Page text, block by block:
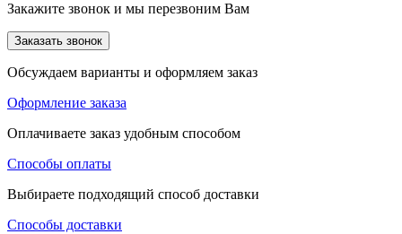
Закажите звонок и мы перезвоним Вам
Заказать звонок
Обсуждаем варианты и оформляем заказ
Оформление заказа
Оплачиваете заказ удобным способом
Способы оплаты
Выбираете подходящий способ доставки
Способы доставки